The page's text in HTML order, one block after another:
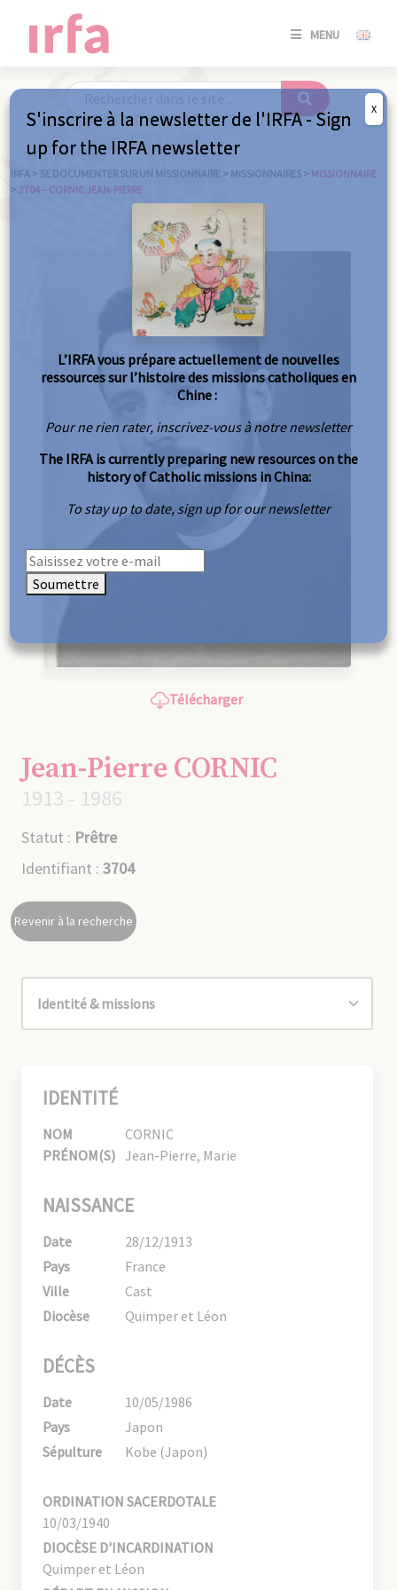
MENU
SE
/
IRFA > SE DOCUMENTER SUR UN MISSIONNAIRE > MISSIONNAIRES > MISSIONNAIRE
> 3704 – CORNIC JEAN-PIERRE
Télécharger
Jean-Pierre CORNIC
1913 - 1986
Statut : Prêtre
Identifiant : 3704
Revenir à la recherche
IDENTITÉ
NOM
CORNIC
PRÉNOM(S) Jean-Pierre, Marie
NAISSANCE
Date
28/12/1913
Pays
France
Ville
Cast
Diocèse
Quimper et Léon
DÉCÈS
Date
10/05/1986
Pays
Japon
Sépulture
Kobe (Japon)
ORDINATION SACERDOTALE
10/03/1940
DIOCÈSE D'INCARDINATION
Quimper et Léon
S'inscrire à la newsletter de l'IRFA - Sign
up for the IRFA newsletter
L’IRFA vous prépare actuellement de nouvelles
ressources sur l’histoire des missions catholiques en
Chine :
Pour ne rien rater, inscrivez-vous à notre newsletter
The IRFA is currently preparing new resources on the
history of Catholic missions in China:
To stay up to date, sign up for our newsletter
Soumettre
X